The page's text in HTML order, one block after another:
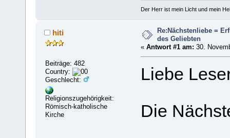
Der Herr ist mein Licht und mein
hiti
Beiträge: 482
Country:
Geschlecht:
Religionszugehörigkeit:
Römisch-katholische
Kirche
Re:Nächstenliebe =
des Geliebten
« Antwort #1 am: 30.
Liebe
Die